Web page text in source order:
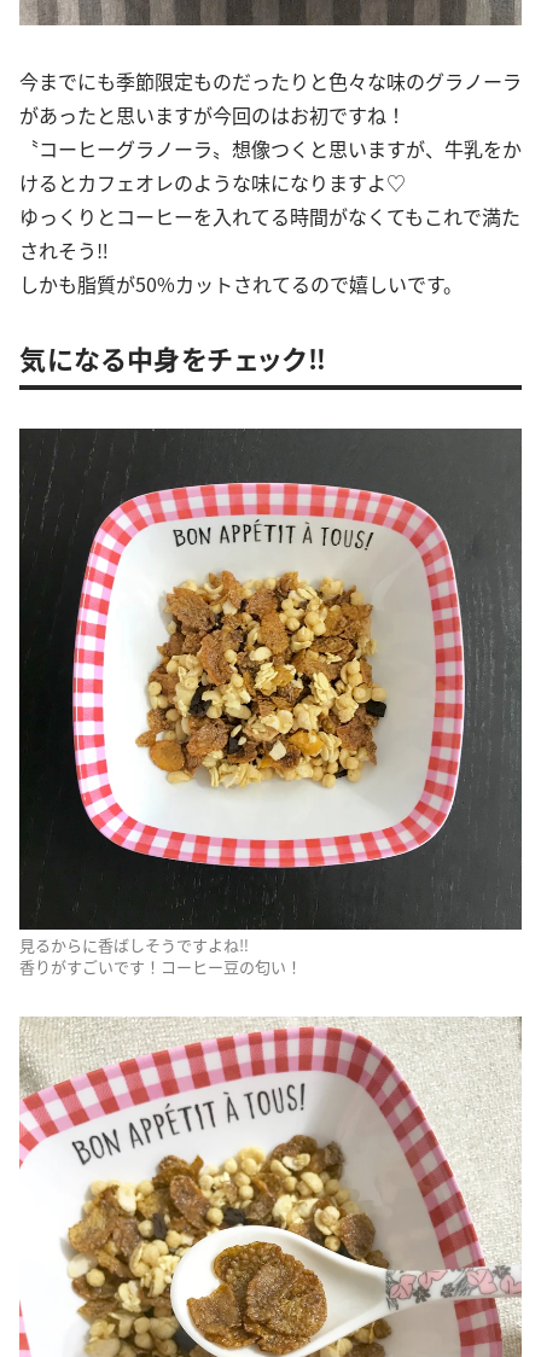
今までにも季節限定ものだったりと色々な味のグラノーラ
があったと思いますが今回のはお初ですね！
〝コーヒーグラノーラ〟想像つくと思いますが、牛乳をか
けるとカフェオレのような味になりますよ♡
ゆっくりとコーヒーを入れてる時間がなくてもこれで満た
されそう‼︎
しかも脂質が50%カットされてるので嬉しいです。
気になる中身をチェック‼︎
見るからに香ばしそうですよね‼︎
香りがすごいです！コーヒー豆の匂い！